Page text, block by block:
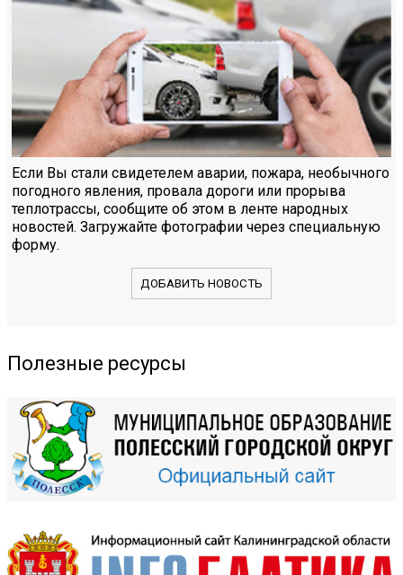
Если Вы стали свидетелем аварии, пожара, необычного
погодного явления, провала дороги или прорыва
теплотрассы, сообщите об этом в ленте народных
новостей. Загружайте фотографии через специальную
форму.
ДОБАВИТЬ НОВОСТЬ
Полезные ресурсы